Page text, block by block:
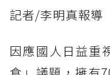
記者/李明真報導
因應國人日益重